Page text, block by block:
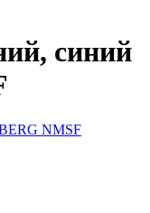
синий